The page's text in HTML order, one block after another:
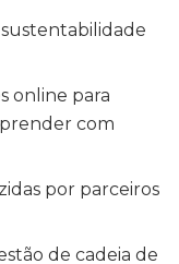
online para
com
por parceiros
de cadeia de